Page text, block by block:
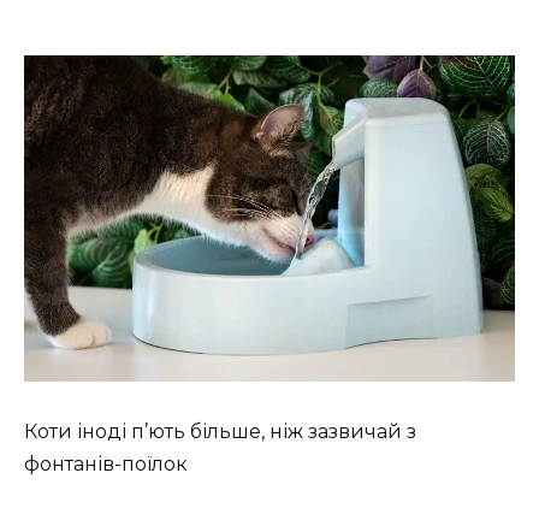
Коти іноді п’ють більше, ніж зазвичай з
фонтанів-поїлок